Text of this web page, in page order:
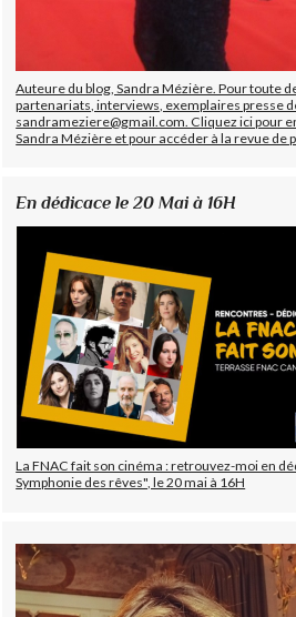
Auteure du blog, Sandra Mézière. Pour toute
partenariats, interviews, exemplaires presse
sandrameziere@gmail.com. Cliquez ici pour
Sandra Mézière et pour accéder à la revue de
En dédicace le 20 Mai à 16H
La FNAC fait son cinéma : retrouvez-moi en
Symphonie des rêves", le 20 mai à 16H